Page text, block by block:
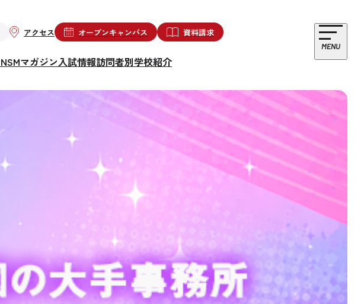
アクセス オープンキャンパス 資料請求
NSMマガジン入試情報訪問者別学校紹介
MENU